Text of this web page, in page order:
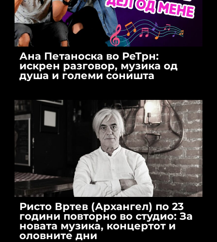
Ана Петаноска во РеТрн:
искрен разговор, музика од
душа и големи соништа
Ристо Вртев (Архангел) по 23
години повторно во студио: За
новата музика, концертот и
оловните дни